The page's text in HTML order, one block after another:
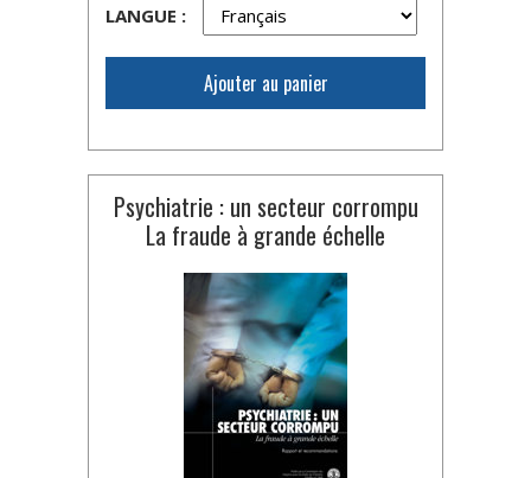
LANGUE :
Ajouter au panier
Psychiatrie : un secteur corrompu
La fraude à grande échelle